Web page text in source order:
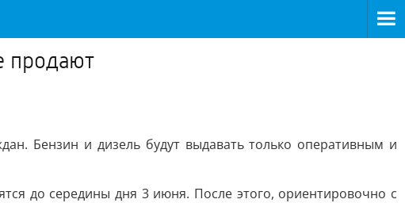
продают
Бензин и дизель будут выдавать только оперативным и
до середины дня 3 июня. После этого, ориентировочно с